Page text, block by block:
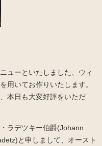
ューといたしました、ウィ
用いてお作りいたします。
本日も大変好評をいただ
ラデツキー伯爵(Johann
と申しまして、オースト